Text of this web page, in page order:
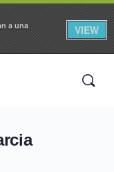
a una
VIEW